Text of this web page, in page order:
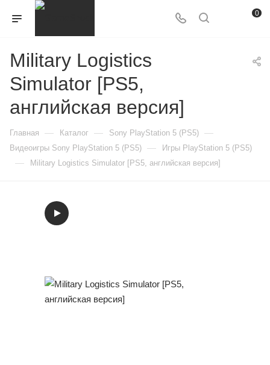
0
Military Logistics
Simulator [PS5,
английская версия]
Главная — Каталог — Sony PlayStation 5 (PS5) —
Видеоигры Sony PlayStation 5 (PS5) — Игры PlayStation 5 (PS5)
— Military Logistics Simulator [PS5, английская версия]